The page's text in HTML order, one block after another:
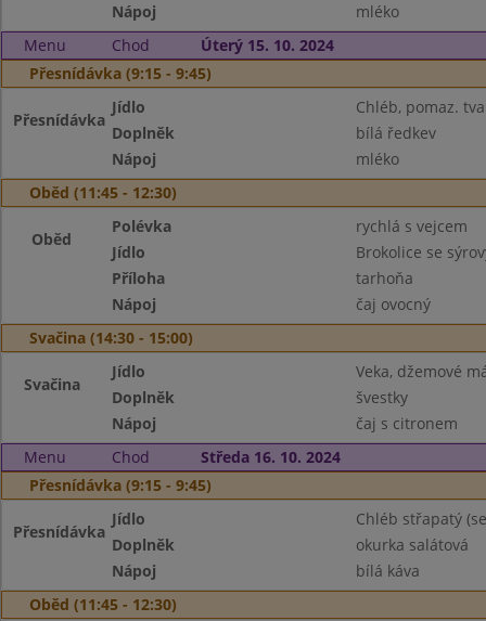
Nápoj
mléko
Menu
Chod
Úterý 15. 10. 2024
Přesnídávka (9:15 - 9:45)
Přesnídávka
Jídlo
Chléb, pomaz.
Doplněk
bílá ředkev
Nápoj
mléko
Oběd (11:45 - 12:30)
Oběd
Polévka
rychlá s vejcem
Jídlo
Brokolice se
Příloha
tarhoňa
Nápoj
čaj ovocný
Svačina (14:30 - 15:00)
Svačina
Jídlo
Veka, džemové
Doplněk
švestky
Nápoj
čaj s citronem
Menu
Chod
Středa 16. 10. 2024
Přesnídávka (9:15 - 9:45)
Přesnídávka
Jídlo
Chléb střapatý
Doplněk
okurka salátová
Nápoj
bílá káva
Oběd (11:45 - 12:30)